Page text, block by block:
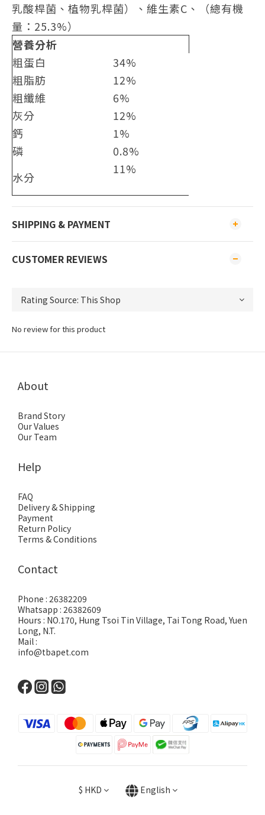
乳酸桿菌、植物乳桿菌）、維生素C、（總有機
量：25.3%）
營養分析
粗蛋白
34%
粗脂肪
12%
粗纖維
6%
灰分
12%
鈣
1%
磷
0.8%
水分
11%
SHIPPING & PAYMENT
CUSTOMER REVIEWS
No review for this product
About
Brand Story
Our Values
Our Team
Help
FAQ
Delivery & Shipping
Payment
Return Policy
Terms & Conditions
Contact
Phone : 26382209
Whatsapp : 26382609
Hours : NO.170, Hung Tsoi Tin Village, Tai Tong Road, Yuen
Long, N.T.
Mail :
info@tbapet.com
$ HKD English